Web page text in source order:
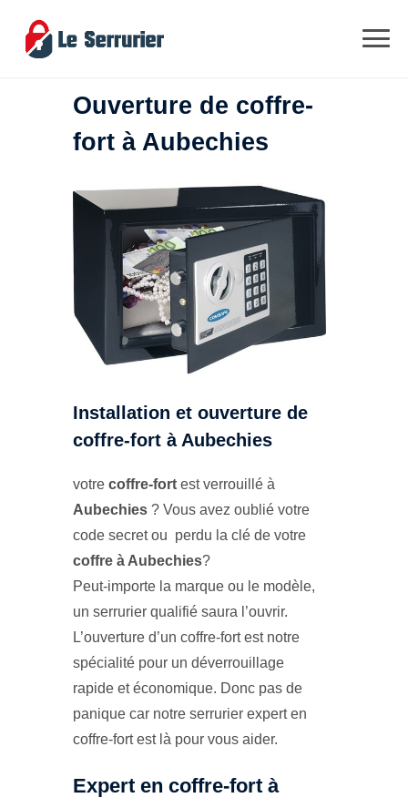
Ouverture de coffre-
fort à Aubechies
Installation et ouverture de
coffre-fort à Aubechies
votre coffre-fort est verrouillé à
Aubechies ? Vous avez oublié votre
code secret ou perdu la clé de votre
coffre à Aubechies?
Peut-importe la marque ou le modèle,
un serrurier qualifié saura l’ouvrir.
L’ouverture d’un coffre-fort est notre
spécialité pour un déverrouillage
rapide et économique. Donc pas de
panique car notre serrurier expert en
coffre-fort est là pour vous aider.
Expert en coffre-fort à